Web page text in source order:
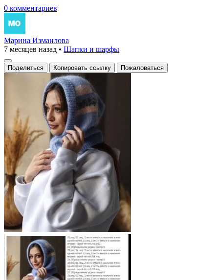
0 комментариев
Марина Измаилова
7 месяцев назад • Шапки и шарфы
Поделиться Копировать ссылку Пожаловаться